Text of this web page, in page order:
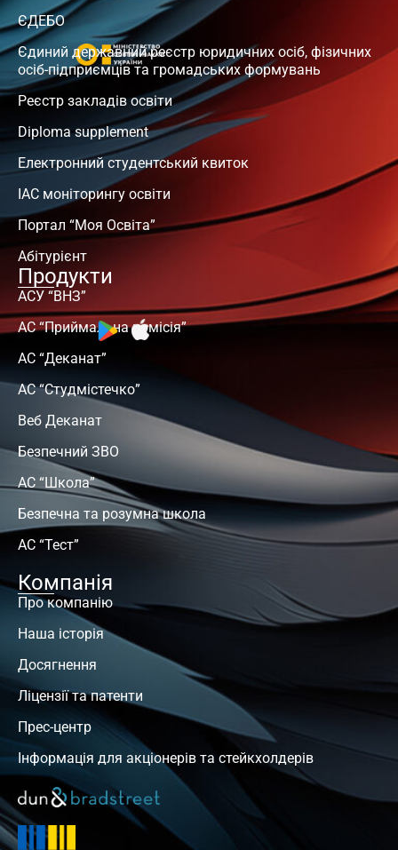
ЄДЕБО
Єдиний державний реєстр юридичних осіб, фізичних
осіб-підприємців та громадських формувань
Реєстр закладів освіти
Diploma supplement
Електронний студентський квиток
ІАС моніторингу освіти
Портал “Моя Освіта”
Абітурієнт
Продукти
АСУ “ВНЗ”
АС “Приймальна комісія”
АС “Деканат”
АС “Студмістечко”
Веб Деканат
Безпечний ЗВО
АС “Школа”
Безпечна та розумна школа
АС “Тест”
Компанія
Про компанію
Наша історія
Досягнення
Ліцензії та патенти
Прес-центр
Інформація для акціонерів та стейкхолдерів